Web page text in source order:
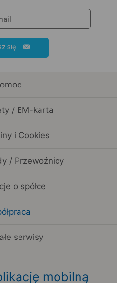
się
/ EM-karta
i Cookies
/ Przewoźnicy
o spółce
serwisy
mobilną